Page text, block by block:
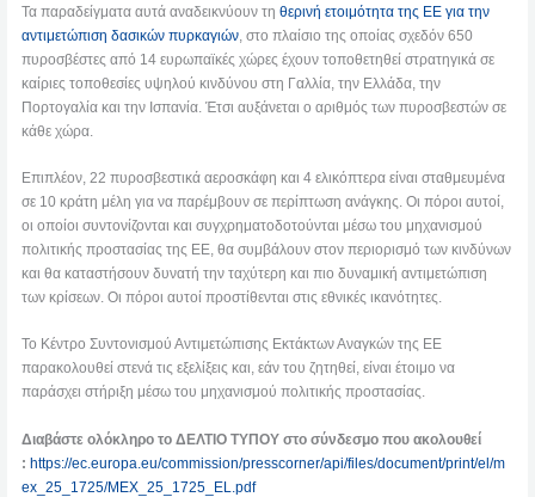
Τα παραδείγματα αυτά αναδεικνύουν τηθερινή ετοιμότητα της ΕΕ για την
αντιμετώπιση δασικών πυρκαγιών, στο πλαίσιο της οποίας σχεδόν 650
πυροσβέστες από 14 ευρωπαϊκές χώρες έχουν τοποθετηθεί στρατηγικά σε
καίριες τοποθεσίες υψηλού κινδύνου στη Γαλλία, την Ελλάδα, την
Πορτογαλία και την Ισπανία. Έτσι αυξάνεται ο αριθμός των πυροσβεστών σε
κάθε χώρα.
Επιπλέον, 22 πυροσβεστικά αεροσκάφη και 4 ελικόπτερα είναι σταθμευμένα
σε 10 κράτη μέλη για να παρέμβουν σε περίπτωση ανάγκης. Οι πόροι αυτοί,
οι οποίοι συντονίζονται και συγχρηματοδοτούνται μέσω του μηχανισμού
πολιτικής προστασίας της ΕΕ, θα συμβάλουν στον περιορισμό των κινδύνων
και θα καταστήσουν δυνατή την ταχύτερη και πιο δυναμική αντιμετώπιση
των κρίσεων. Οι πόροι αυτοί προστίθενται στις εθνικές ικανότητες.
Το Κέντρο Συντονισμού Αντιμετώπισης Εκτάκτων Αναγκών της ΕΕ
παρακολουθεί στενά τις εξελίξεις και, εάν του ζητηθεί, είναι έτοιμο να
παράσχει στήριξη μέσω του μηχανισμού πολιτικής προστασίας.
Διαβάστε ολόκληρο το ΔΕΛΤΙΟ ΤΥΠΟΥ στο σύνδεσμο που ακολουθεί
:https://ec.europa.eu/commission/presscorner/api/files/document/print/el/m
ex_25_1725/MEX_25_1725_EL.pdf